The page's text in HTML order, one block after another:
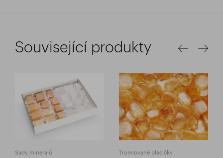
Související produkty
Sady minerálů Tromlované placičky